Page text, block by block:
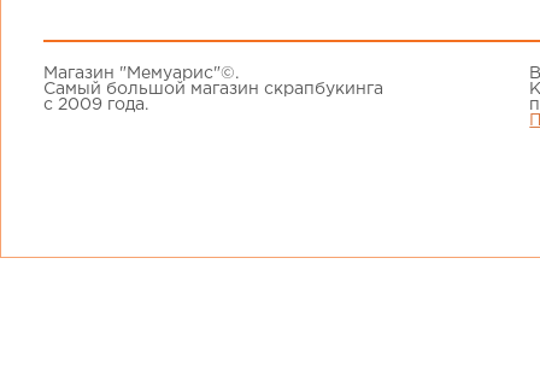
Магазин "Мемуарис"©.
Самый большой магазин скрапбукинга
с 2009 года.